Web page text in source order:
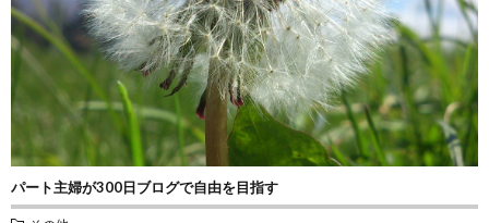
パート主婦が300日ブログで自由を目指す